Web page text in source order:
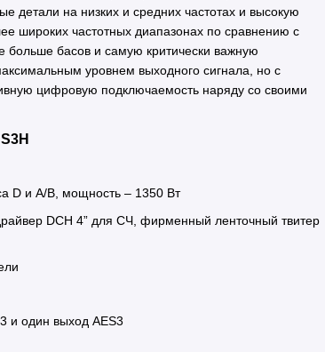
детали на низких и средних частотах и высокую
широких частотных диапазонах по сравнению с
больше басов и самую критически важную
уровнем выходного сигнала, но с
цифровую подключаемость наряду со своими
D и A/B, мощность – 1350 Вт
DCH 4” для СЧ, фирменный ленточный твитер
и один выход AES3